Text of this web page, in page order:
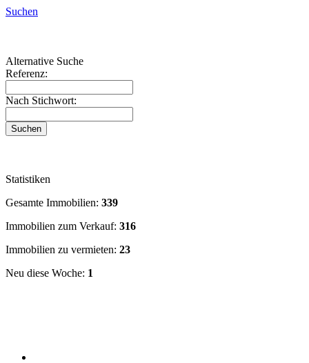
Santiago del Teide
Tanque (El)
Suchen
Alternative Suche
Referenz:
Nach Stichwort:
Statistiken
Gesamte Immobilien: 339
Immobilien zum Verkauf: 316
Immobilien zu vermieten: 23
Neu diese Woche: 1